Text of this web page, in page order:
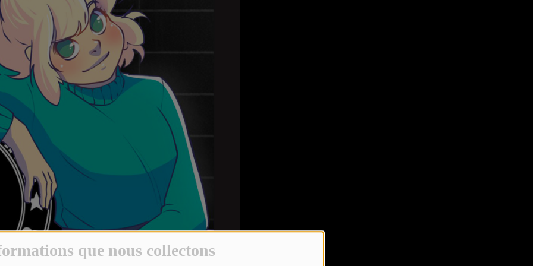
que nous collectons